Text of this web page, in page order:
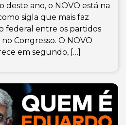
ano, o NOVO está na
sigla que mais faz
federal entre os partidos
Congresso. O NOVO
em segundo, […]